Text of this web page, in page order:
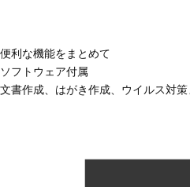
便利な機能をまとめて
ソフトウェア付属
文書作成、はがき作成、ウイルス対